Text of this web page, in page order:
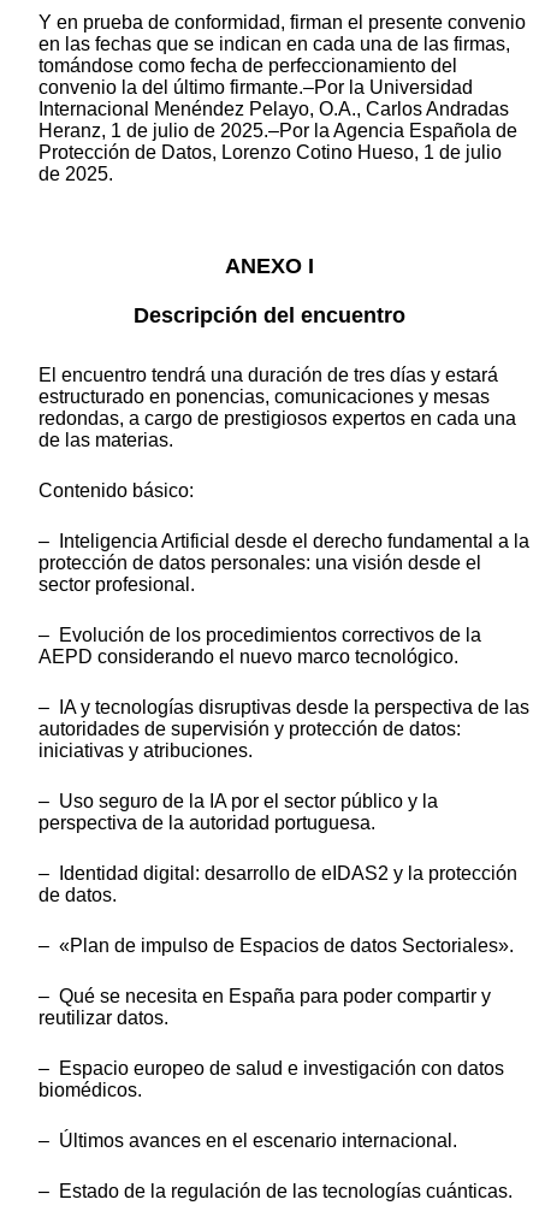
Y en prueba de conformidad, firman el presente convenio
en las fechas que se indican en cada una de las firmas,
tomándose como fecha de perfeccionamiento del
convenio la del último firmante.–Por la Universidad
Internacional Menéndez Pelayo, O.A., Carlos Andradas
Heranz, 1 de julio de 2025.–Por la Agencia Española de
Protección de Datos, Lorenzo Cotino Hueso, 1 de julio
de 2025.
ANEXO I
Descripción del encuentro
El encuentro tendrá una duración de tres días y estará
estructurado en ponencias, comunicaciones y mesas
redondas, a cargo de prestigiosos expertos en cada una
de las materias.
Contenido básico:
– Inteligencia Artificial desde el derecho fundamental a la
protección de datos personales: una visión desde el
sector profesional.
– Evolución de los procedimientos correctivos de la
AEPD considerando el nuevo marco tecnológico.
– IA y tecnologías disruptivas desde la perspectiva de las
autoridades de supervisión y protección de datos:
iniciativas y atribuciones.
– Uso seguro de la IA por el sector público y la
perspectiva de la autoridad portuguesa.
– Identidad digital: desarrollo de eIDAS2 y la protección
de datos.
– «Plan de impulso de Espacios de datos Sectoriales».
– Qué se necesita en España para poder compartir y
reutilizar datos.
– Espacio europeo de salud e investigación con datos
biomédicos.
– Últimos avances en el escenario internacional.
– Estado de la regulación de las tecnologías cuánticas.